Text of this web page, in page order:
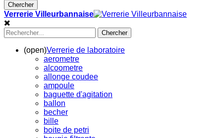
Chercher
Verrerie Villeurbannaise
Chercher
(open)Verrerie de laboratoire
aerometre
alcoometre
allonge coudee
ampoule
baguette d'agitation
ballon
becher
bille
boite de petri